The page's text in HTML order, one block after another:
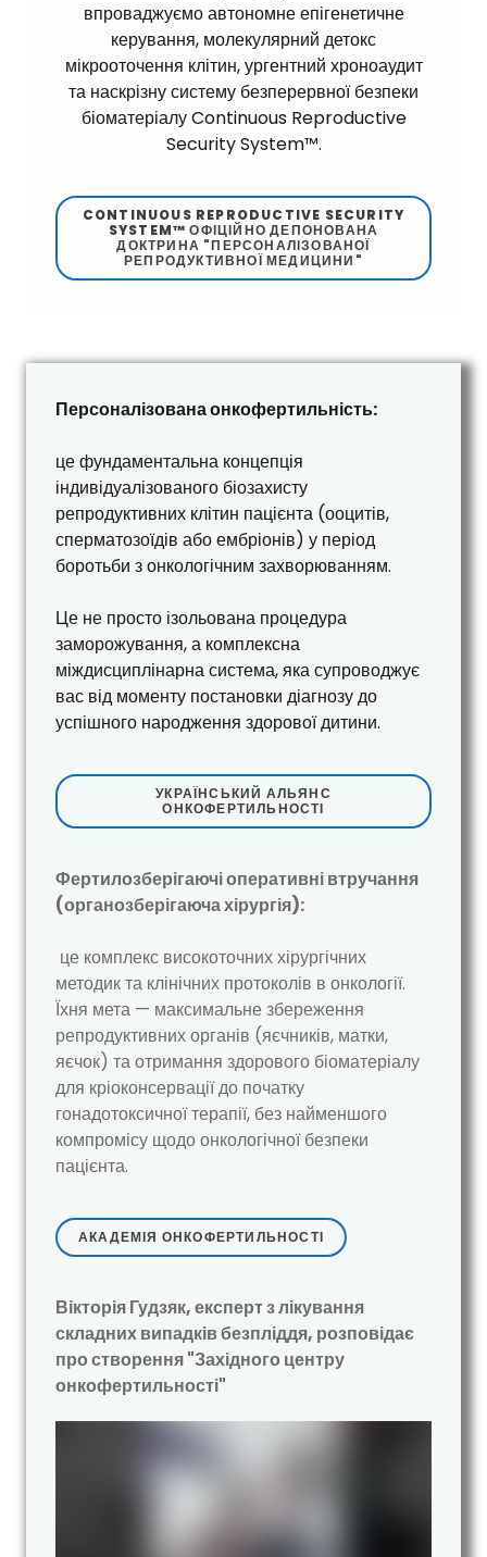
впроваджуємо автономне епігенетичне
керування, молекулярний детокс
мікрооточення клітин, ургентний хроноаудит
та наскрізну систему безперервної безпеки
біоматеріалу Continuous Reproductive
Security System™.
CONTINUOUS REPRODUCTIVE SECURITY
SYSTEM™ ОФІЦІЙНО ДЕПОНОВАНА
ДОКТРИНА "ПЕРСОНАЛІЗОВАНОЇ
РЕПРОДУКТИВНОЇ МЕДИЦИНИ"
Персоналізована онкофертильність:
це фундаментальна концепція
індивідуалізованого біозахисту
репродуктивних клітин пацієнта (ооцитів,
сперматозоїдів або ембріонів) у період
боротьби з онкологічним захворюванням.
Це не просто ізольована процедура
заморожування, а комплексна
міждисциплінарна система, яка супроводжує
вас від моменту постановки діагнозу до
успішного народження здорової дитини.
УКРАЇНСЬКИЙ АЛЬЯНС
ОНКОФЕРТИЛЬНОСТІ
Фертилозберігаючі оперативні втручання
(органозберігаюча хірургія):
це комплекс високоточних хірургічних
методик та клінічних протоколів в онкології.
Їхня мета — максимальне збереження
репродуктивних органів (яєчників, матки,
яєчок) та отримання здорового біоматеріалу
для кріоконсервації до початку
гонадотоксичної терапії, без найменшого
компромісу щодо онкологічної безпеки
пацієнта.
АКАДЕМІЯ ОНКОФЕРТИЛЬНОСТІ
Вікторія Гудзяк, експерт з лікування
складних випадків безпліддя, розповідає
про створення "Західного центру
онкофертильності"